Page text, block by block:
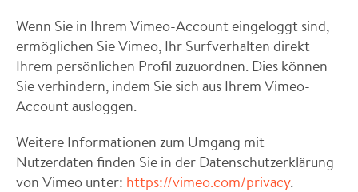
Wenn Sie in Ihrem Vimeo-Account eingeloggt sind,
ermöglichen Sie Vimeo, Ihr Surfverhalten direkt
Ihrem persönlichen Profil zuzuordnen. Dies können
Sie verhindern, indem Sie sich aus Ihrem Vimeo-
Account ausloggen.
Weitere Informationen zum Umgang mit
Nutzerdaten finden Sie in der Datenschutzerklärung
von Vimeo unter: https://vimeo.com/privacy.